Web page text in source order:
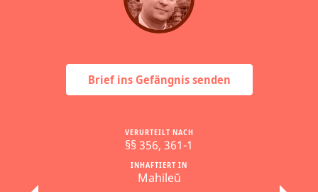
Brief ins Gefängnis senden
INHAFTIERT IN
Mahileŭ
VERURTEILT NACH
§§ 356, 361-1